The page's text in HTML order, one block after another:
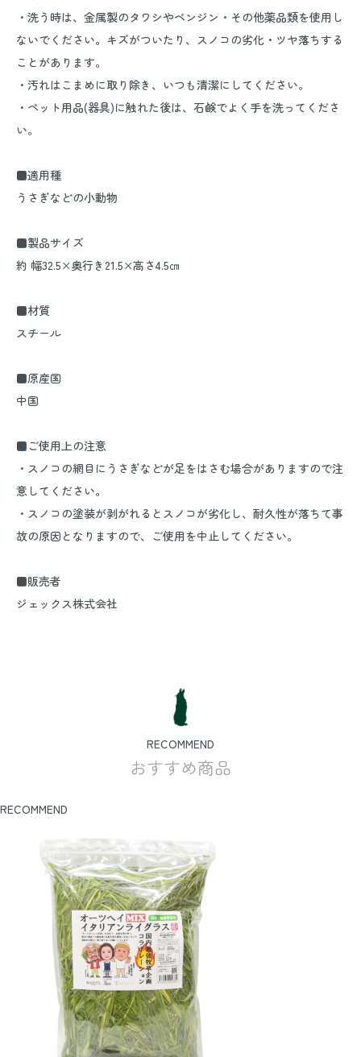
・洗う時は、金属製のタワシやベンジン・その他薬品類を使用し
ないでください。キズがついたり、スノコの劣化・ツヤ落ちする
ことがあります。
・汚れはこまめに取り除き、いつも清潔にしてください。
・ペット用品(器具)に触れた後は、石鹸でよく手を洗ってくださ
い。
■適用種
うさぎなどの小動物
■製品サイズ
約 幅32.5×奥行き21.5×高さ4.5㎝
■材質
スチール
■原産国
中国
■ご使用上の注意
・スノコの網目にうさぎなどが足をはさむ場合がありますので注
意してください。
・スノコの塗装が剥がれるとスノコが劣化し、耐久性が落ちて事
故の原因となりますので、ご使用を中止してください。
■販売者
ジェックス株式会社
RECOMMEND
おすすめ商品
RECOMMEND